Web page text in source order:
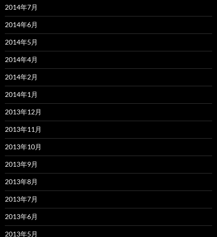
2014年7月
2014年6月
2014年5月
2014年4月
2014年2月
2014年1月
2013年12月
2013年11月
2013年10月
2013年9月
2013年8月
2013年7月
2013年6月
2013年5月